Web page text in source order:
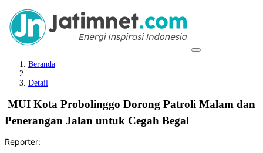
Beranda
Detail
‎ MUI Kota Probolinggo Dorong Patroli Malam dan
Penerangan Jalan untuk Cegah Begal
Reporter: